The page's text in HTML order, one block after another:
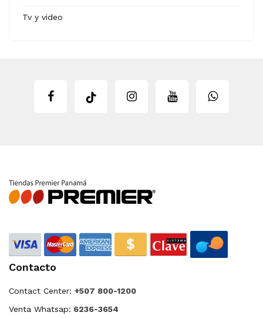
Tv y video
Contacto
Contact Center: +507 800-1200
Venta Whatsap: 6236-3654